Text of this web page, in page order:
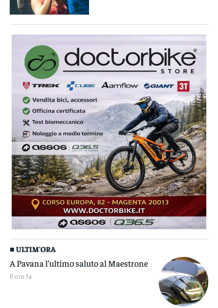
■ ULTIM'ORA
A Pavana l’ultimo saluto al Maestrone
6 ore fa